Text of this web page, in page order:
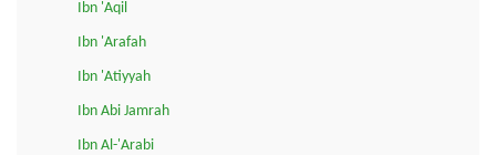
Ibn 'Aqil
Ibn 'Arafah
Ibn 'Atiyyah
Ibn Abi Jamrah
Ibn Al-'Arabi